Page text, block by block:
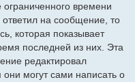
времени
ответил на сообщение, то
которая показывает
последней из них. Эта
редактировал
могут сами написать о